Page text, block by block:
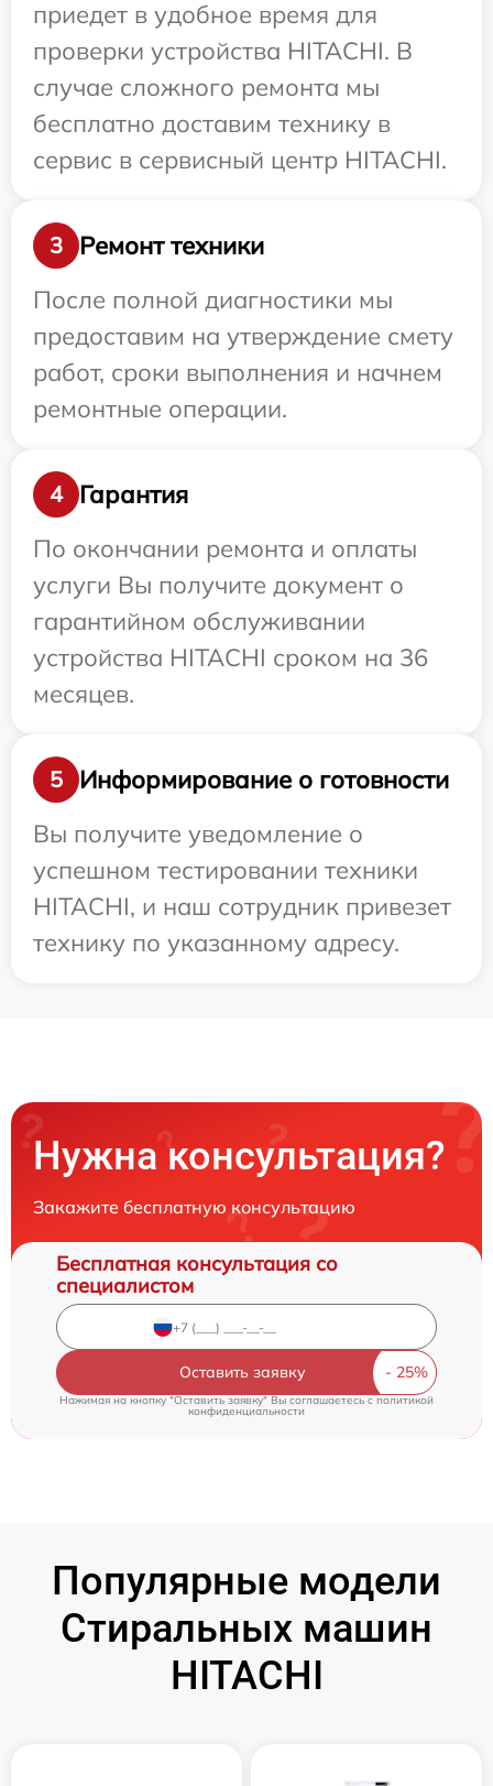
приедет в удобное время для
проверки устройства HITACHI. В
случае сложного ремонта мы
бесплатно доставим технику в
сервис в сервисный центр HITACHI.
3
Ремонт техники
После полной диагностики мы
предоставим на утверждение смету
работ, сроки выполнения и начнем
ремонтные операции.
4
Гарантия
По окончании ремонта и оплаты
услуги Вы получите документ о
гарантийном обслуживании
устройства HITACHI сроком на 36
месяцев.
5
Информирование о готовности
Вы получите уведомление о
успешном тестировании техники
HITACHI, и наш сотрудник привезет
технику по указанному адресу.
Нужна консультация?
Закажите бесплатную консультацию
Бесплатная консультация со
специалистом
Оставить заявку
Нажимая на кнопку "Оставить заявку" Вы соглашаетесь cполитикой
конфиденциальности
Популярные модели
Стиральных машин
HITACHI